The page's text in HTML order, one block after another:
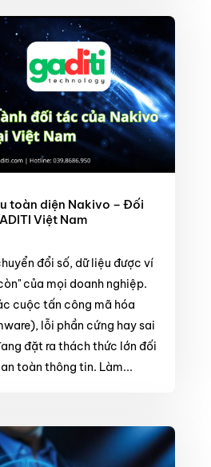
toàn diện Nakivo – Đối
Việt Nam
đổi số, dữ liệu được ví
của mọi doanh nghiệp.
cuộc tấn công mã hóa
lỗi phần cứng hay sai
đặt ra thách thức lớn đối
toàn thông tin. Làm...